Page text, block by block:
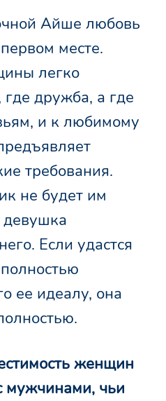
Айше любовь
месте.
легко
дружба, а где
и к любимому
требования.
не будет им
девушка
Если удастся
ее идеалу, она
женщин
чьи